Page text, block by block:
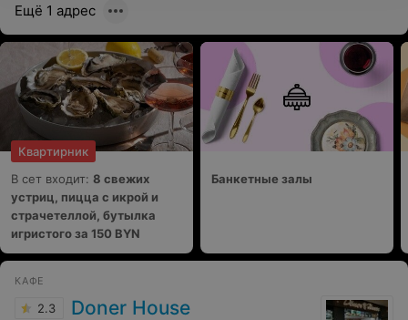
Ещё 1 адрес
Квартирник
В сет входит: 8 свежих
устриц, пицца с икрой и
страчетеллой, бутылка
игристого за 150 BYN
Банкетные залы
КАФЕ
2.3 Doner House